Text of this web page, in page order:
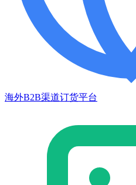
海外B2B渠道订货平台